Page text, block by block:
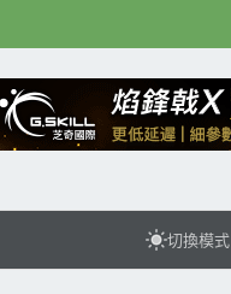
切換模式